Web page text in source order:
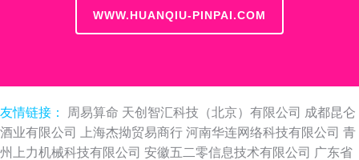
WWW.HUANQIU-PINPAI.COM
友情链接： 周易算命 天创智汇科技（北京）有限公司 成都昆仑
酒业有限公司
上海杰拗贸易商行 河南华连网络科技有限公司 青
州上力机械科技有限公司 安徽五二零信息技术有限公司 广东省